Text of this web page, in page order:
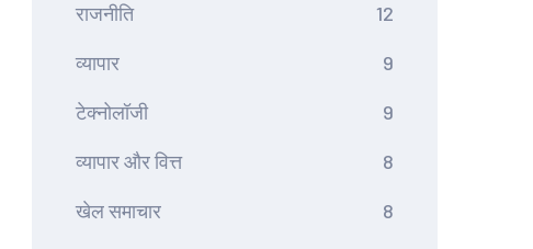
राजनीति 12
व्यापार 9
टेक्नोलॉजी 9
व्यापार और वित्त 8
खेल समाचार 8